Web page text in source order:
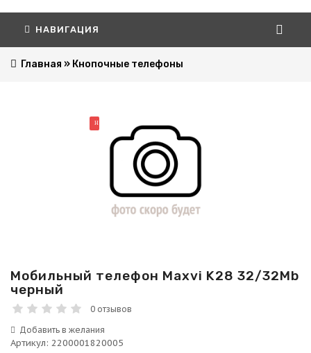
НАВИГАЦИЯ
Главная » Кнопочные телефоны
НОВИНКА
Мобильный телефон Maxvi K28 32/32Mb
черный
0 отзывов
Артикул: 2200001820005